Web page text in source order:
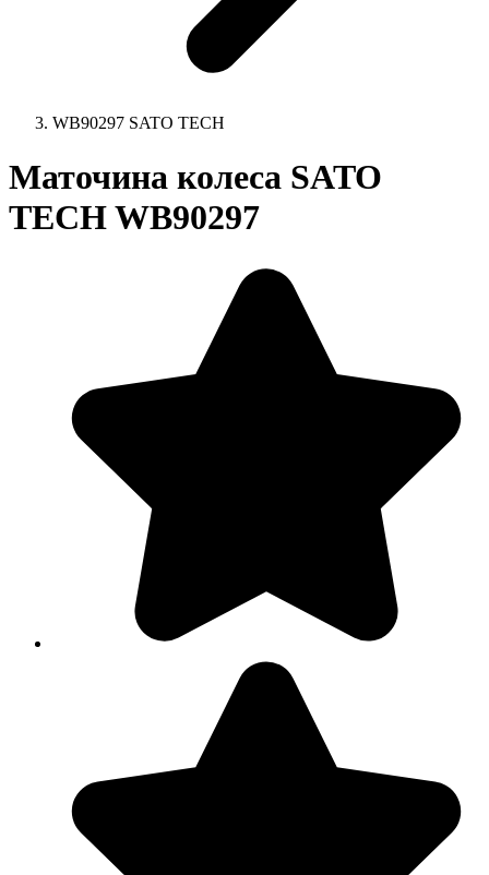
WB90297 SATO TECH
Маточина колеса SATO
TECH WB90297